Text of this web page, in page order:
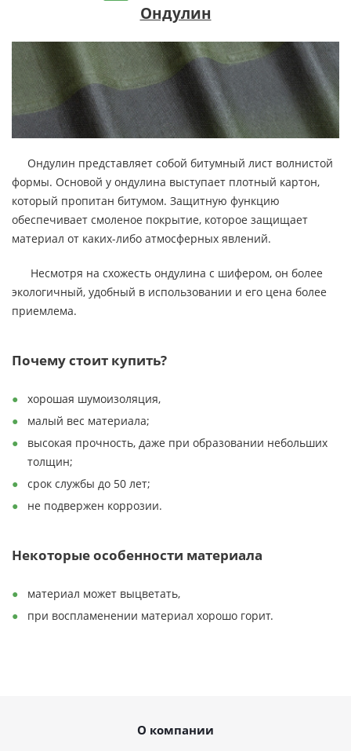
Ондулин
Ондулин представляет собой битумный лист волнистой
формы. Основой у ондулина выступает плотный картон,
который пропитан битумом. Защитную функцию
обеспечивает смоленое покрытие, которое защищает
материал от каких-либо атмосферных явлений.
Несмотря на схожесть ондулина с шифером, он более
экологичный, удобный в использовании и его цена более
приемлема.
Почему стоит купить?
хорошая шумоизоляция,
малый вес материала;
высокая прочность, даже при образовании небольших
толщин;
срок службы до 50 лет;
не подвержен коррозии.
Некоторые особенности материала
материал может выцветать,
при воспламенении материал хорошо горит.
О компании